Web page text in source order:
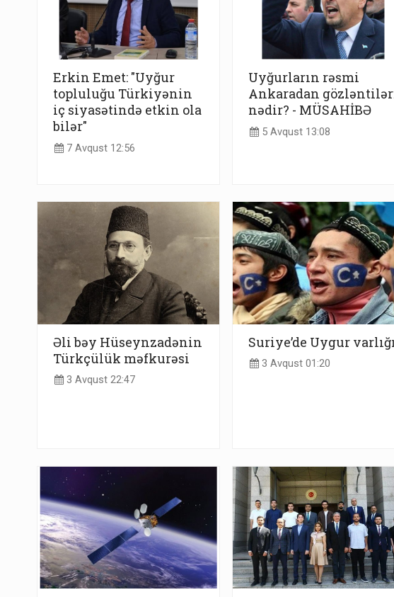
Erkin Emet: "Uyğur
topluluğu Türkiyənin
iç siyasətində etkin ola
bilər"
7 Avqust 12:56
Uyğurların rəsmi
Ankaradan
nədir? - MÜSAHİBƏ
5 Avqust 13:08
Əli bəy Hüseynzadənin
Türkçülük məfkurəsi
3 Avqust 22:47
Suriye’de Uygur
3 Avqust 01:20